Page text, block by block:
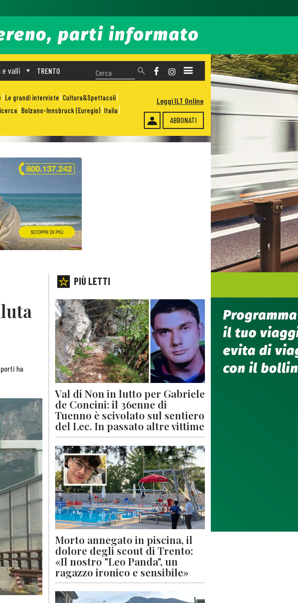
TRENTO
valli
Le grandi interviste Cultura&Spettacoli
Bolzano-Innsbruck (Euregio) Italia
ABBONATI
Leggi ILT Online
ha
PIÙ LETTI
Val di Non in lutto per Gabriele
de Concini: il 36enne di
Tuenno è scivolato sul sentiero
del Lec. In passato altre vittime
Morto annegato in piscina, il
dolore degli scout di Trento:
«Il nostro "Leo Panda", un
ragazzo ironico e sensibile»